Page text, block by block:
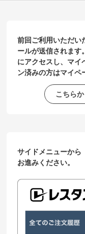
前回ご利用いただい
ールが送信されます
にアクセスし、マイ
ン済みの方はマイペ
こちら
サイドメニューから
お進みください。